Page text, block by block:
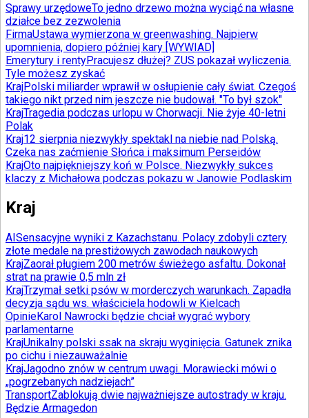
Sprawy urzędoweTo jedno drzewo można wyciąć na własne
działce bez zezwolenia
FirmaUstawa wymierzona w greenwashing. Najpierw
upomnienia, dopiero później kary [WYWIAD]
Emerytury i rentyPracujesz dłużej? ZUS pokazał wyliczenia.
Tyle możesz zyskać
KrajPolski miliarder wprawił w osłupienie cały świat. Czegoś
takiego nikt przed nim jeszcze nie budował. "To był szok"
KrajTragedia podczas urlopu w Chorwacji. Nie żyje 40-letni
Polak
Kraj12 sierpnia niezwykły spektakl na niebie nad Polską.
Czeka nas zaćmienie Słońca i maksimum Perseidów
KrajOto najpiękniejszy koń w Polsce. Niezwykły sukces
klaczy z Michałowa podczas pokazu w Janowie Podlaskim
Kraj
AI Sensacyjne wyniki z Kazachstanu. Polacy zdobyli cztery
złote medale na prestiżowych zawodach naukowych
KrajZaorał pługiem 200 metrów świeżego asfaltu. Dokonał
strat na prawie 0,5 mln zł
KrajTrzymał setki psów w morderczych warunkach. Zapadła
decyzja sądu ws. właściciela hodowli w Kielcach
OpinieKarol Nawrocki będzie chciał wygrać wybory
parlamentarne
KrajUnikalny polski ssak na skraju wyginięcia. Gatunek znika
po cichu i niezauważalnie
KrajJagodno znów w centrum uwagi. Morawiecki mówi o
„pogrzebanych nadziejach”
TransportZablokują dwie najważniejsze autostrady w kraju.
Będzie Armagedon